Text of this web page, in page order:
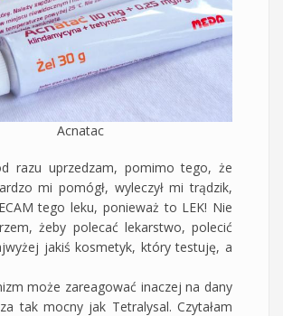
Acnatac
razu uprzedzam, pomimo tego, że
mi pomógł, wyleczył mi trądzik,
tego leku, ponieważ to LEK! Nie
żeby polecać lekarstwo, polecić
jakiś kosmetyk, który testuję, a
może zareagować inaczej na dany
tak mocny jak Tetralysal. Czytałam